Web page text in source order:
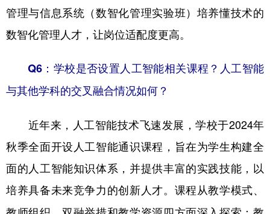
管理与信息系统（数智化管理实验班）培养懂技术的
数智化管理人才，让岗位适配度更高。
Q6：学校是否设置人工智能相关课程？人工智能
与其他学科的交叉融合情况如何？
近年来，人工智能技术飞速发展，学校于2024年
秋季全面开设人工智能通识课程，旨在为学生构建全
面的人工智能知识体系，并提供丰富的实践技能，以
培养具备未来竞争力的创新人才。课程从教学模式、